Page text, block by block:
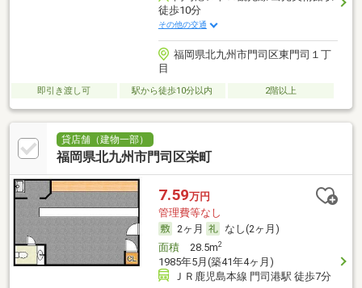
徒歩10分
その他の交通
福岡県北九州市門司区東門司１丁
目
即引き渡し可 駅から徒歩10分以内 2階以上
貸店舗（建物一部）
福岡県北九州市門司区栄町
7.59万円
管理費等なし
2ヶ月
なし(2ヶ月)
面積28.5m2
1985年5月(築41年4ヶ月)
ＪＲ鹿児島本線 門司港駅 徒歩7分